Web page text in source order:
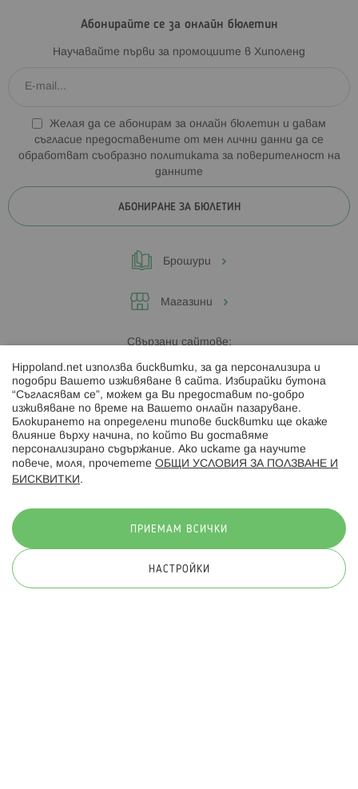
Абонирайте се за онлайн бюлетин
Научавайте първи за промоциите в Хиполенд
Желая да се абонирам за онлайн бюлетин и давам
съгласие предоставените от мен лични данни да се
обработват съобразно политиката за поверителност на
данните
АБОНИРАНЕ ЗА БЮЛЕТИН
Брошури
Магазини
Свързани сайтове:
Hippoland.ro
Последвайте ни:
© 2026 Hippoland.net. Всички права запазени
Hippoland.net използва бисквитки, за да персонализира и
подобри Вашето изживяване в сайта. Избирайки бутона
“Съгласявам се”, можем да Ви предоставим по-добро
изживяване по време на Вашето онлайн пазаруване.
Блокирането на определени типове бисквитки ще окаже
влияние върху начина, по който Ви доставяме
персонализирано съдържание. Ако искате да научите
повече, моля, прочетете ОБЩИ УСЛОВИЯ ЗА ПОЛЗВАНЕ И
БИСКВИТКИ .
ПРИЕМАМ ВСИЧКИ
НАСТРОЙКИ